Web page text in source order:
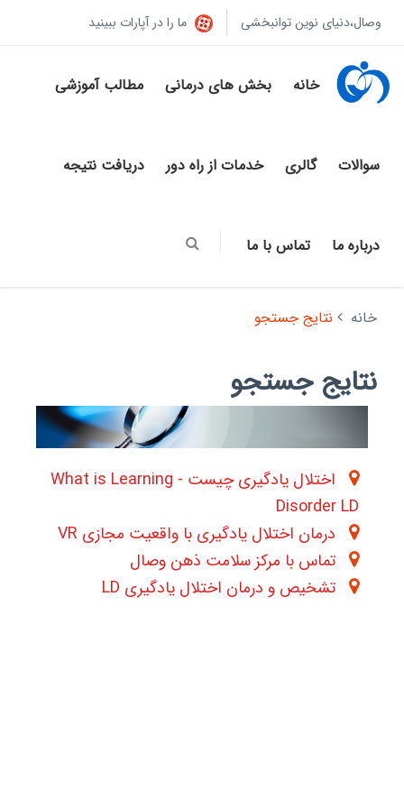
وصال،دنیای نوین توانبخشی ما را در آپارات ببینید
خانه بخش های درمانی مطالب آموزشی
سوالات گالری خدمات از راه دور دریافت نتیجه
درباره ما تماس با ما
خانه نتایج جستجو
نتایج جستجو
اختلال یادگیری چیست - What is Learning
Disorder LD
درمان اختلال یادگیری با واقعیت مجازی VR
تماس با مرکز سلامت ذهن وصال
تشخیص و درمان اختلال یادگیری LD